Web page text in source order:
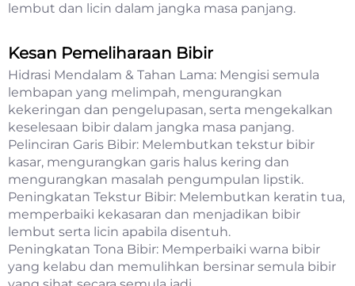
lembut dan licin dalam jangka masa panjang.
Kesan Pemeliharaan Bibir
Hidrasi Mendalam & Tahan Lama: Mengisi semula
lembapan yang melimpah, mengurangkan
kekeringan dan pengelupasan, serta mengekalkan
keselesaan bibir dalam jangka masa panjang.
Pelinciran Garis Bibir: Melembutkan tekstur bibir
kasar, mengurangkan garis halus kering dan
mengurangkan masalah pengumpulan lipstik.
Peningkatan Tekstur Bibir: Melembutkan keratin tua,
memperbaiki kekasaran dan menjadikan bibir
lembut serta licin apabila disentuh.
Peningkatan Tona Bibir: Memperbaiki warna bibir
yang kelabu dan memulihkan bersinar semula bibir